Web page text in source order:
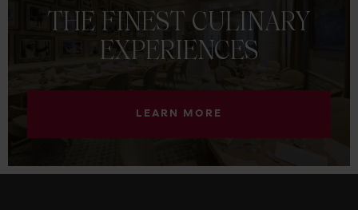
THE FINEST CULINARY
EXPERIENCES
LEARN MORE